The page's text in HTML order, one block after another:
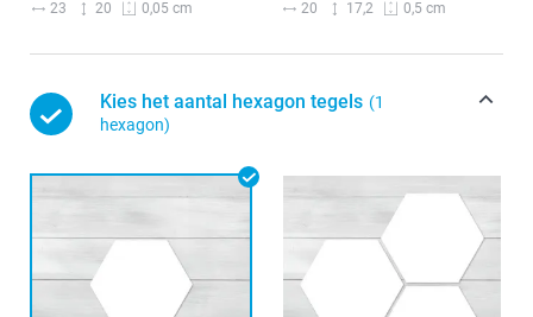
23 20 0,05 cm 20 17,2 0,5 cm
Kies het aantal hexagon tegels (1
hexagon)